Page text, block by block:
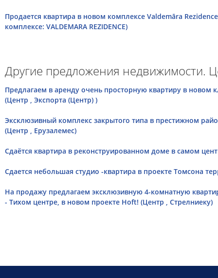
Продается квартира в новом комплексе Valdemāra
комплексе: VALDEMARA REZIDENCE)
Другие предложения недвижимости.
Предлагаем в аренду очень просторную квартиру в новом
(Центр , Экспорта (Центр) )
Эксклюзивный комплекс закрытого типа в престижном
(Центр , Ерузалемес)
Сдаётся квартира в реконструированном доме в самом
Сдается небольшая студио -квартира в проекте Томсона
На продажу предлагаем эксклюзивную 4-комнатную
- Тихом центре, в новом проекте Hoft! (Центр , Стрелниеку)